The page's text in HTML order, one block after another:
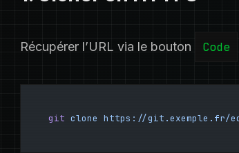
Récupérer l’URL via le bouton Code
git clone https://git.exemple.fr/